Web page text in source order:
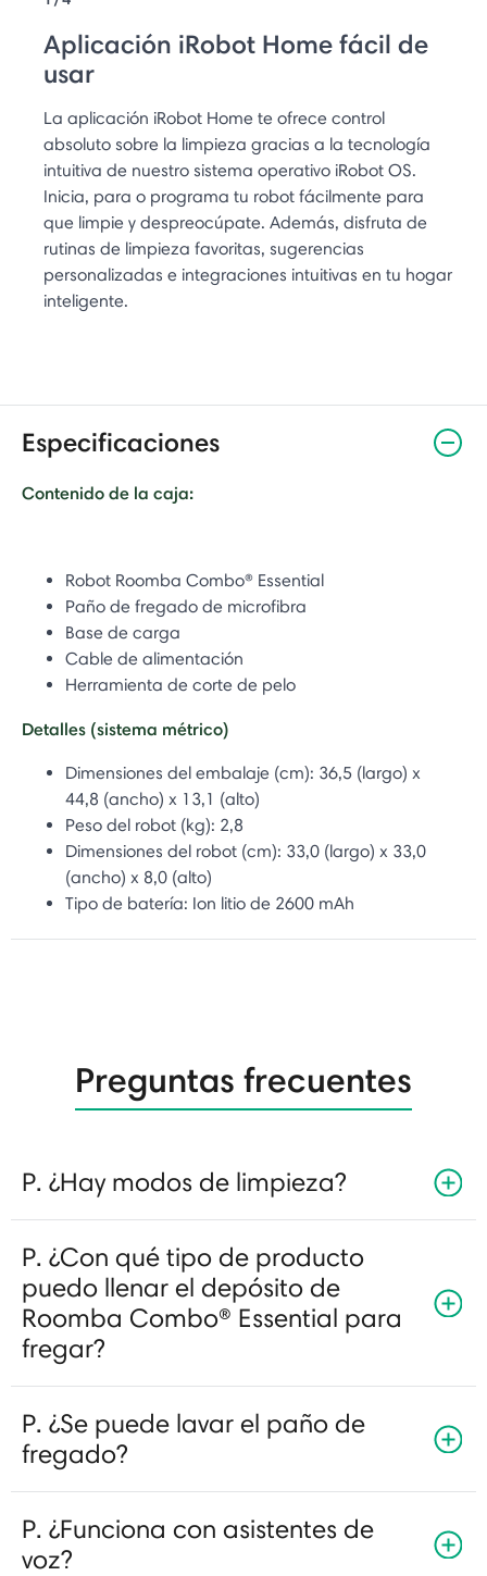
Aplicación iRobot Home fácil de
usar
La aplicación iRobot Home te ofrece control
absoluto sobre la limpieza gracias a la tecnología
intuitiva de nuestro sistema operativo iRobot OS.
Inicia, para o programa tu robot fácilmente para
que limpie y despreocúpate. Además, disfruta de
rutinas de limpieza favoritas, sugerencias
personalizadas e integraciones intuitivas en tu hogar
inteligente.
Especificaciones
Contenido de la caja:
Robot Roomba Combo® Essential
Paño de fregado de microfibra
Base de carga
Cable de alimentación
Herramienta de corte de pelo
Detalles (sistema métrico)
Dimensiones del embalaje (cm): 36,5 (largo) x
44,8 (ancho) x 13,1 (alto)
Peso del robot (kg): 2,8
Dimensiones del robot (cm): 33,0 (largo) x 33,0
(ancho) x 8,0 (alto)
Tipo de batería: Ion litio de 2600 mAh
Preguntas frecuentes
P. ¿Hay modos de limpieza?
P. ¿Con qué tipo de producto
puedo llenar el depósito de
Roomba Combo® Essential para
fregar?
P. ¿Se puede lavar el paño de
fregado?
P. ¿Funciona con asistentes de
voz?